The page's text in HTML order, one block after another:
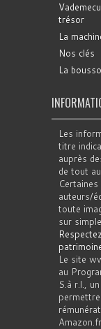
trésor
La
Nos clés
La
Les
titre
auprès
de tout
auteurs/
toute
sur
Le site
au
S.à r.l.,
Amazon.fr